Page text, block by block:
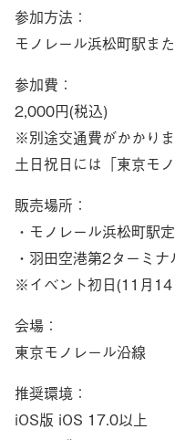
参加方法：
モノレール浜松町駅ま
参加費：
2,000円(税込)
※別途交通費がかかりま
土日祝日には「東京モ
販売場所：
・モノレール浜松町駅
・羽田空港第2ターミ
※イベント初日(11月14
会場：
東京モノレール沿線
推奨環境：
iOS版 iOS 17.0以上